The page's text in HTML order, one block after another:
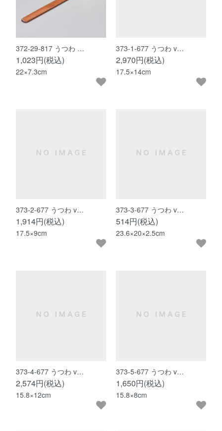
372-29-817 うつわ …
1,023円(税込)
22×7.3cm
373-1-677 うつわ v…
2,970円(税込)
17.5×14cm
373-2-677 うつわ v…
1,914円(税込)
17.5×9cm
373-3-677 うつわ v…
514円(税込)
23.6×20×2.5cm
373-4-677 うつわ v…
2,574円(税込)
15.8×12cm
373-5-677 うつわ v…
1,650円(税込)
15.8×8cm